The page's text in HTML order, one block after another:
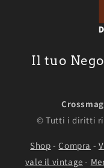
Il tuo
© Tutti i diritti
Shop -Compra -
vale il vintage -